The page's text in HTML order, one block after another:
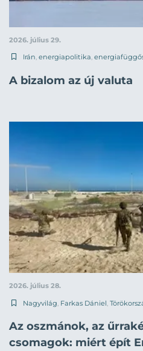
2026. július 29.
Irán, energiapolitika,
A bizalom az új valuta
2026. július 28.
Nagyvilág Farkas Dániel
Az oszmánok, az
csomagok: miért épít